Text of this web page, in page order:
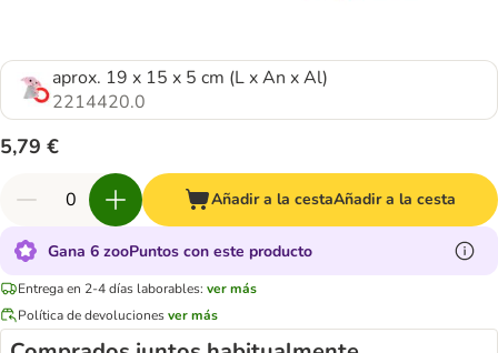
aprox. 19 x 15 x 5 cm (L x An x Al)
2214420.0
5,79 €
Añadir a la cestaAñadir a la cesta
Gana 6 zooPuntos con este producto
Entrega en 2-4 días laborables: ver más
Política de devolucionesver más